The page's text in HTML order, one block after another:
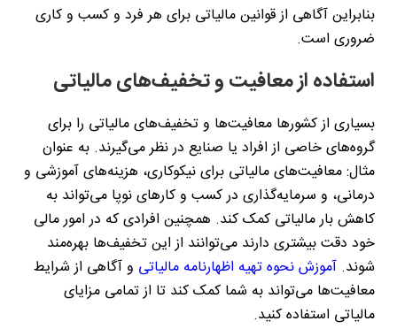
بنابراین آگاهی از قوانین مالیاتی برای هر فرد و کسب ‌و کاری
ضروری است.
استفاده از معافیت‌ و تخفیف‌های مالیاتی
بسیاری از کشورها معافیت‌ها و تخفیف‌های مالیاتی را برای
گروه‌های خاصی از افراد یا صنایع در نظر می‌گیرند. به عنوان
مثال: معافیت‌های مالیاتی برای نیکوکاری، هزینه‌های آموزشی و
درمانی، و سرمایه‌گذاری در کسب ‌و کارهای نوپا می‌تواند به
کاهش بار مالیاتی کمک کند. همچنین افرادی که در امور مالی
خود دقت بیشتری دارند می‌توانند از این تخفیف‌ها بهره‌مند
شوند. آموزش نحوه تهیه اظهارنامه مالیاتی و آگاهی از شرایط
معافیت‌ها می‌تواند به شما کمک کند تا از تمامی مزایای
مالیاتی استفاده کنید.